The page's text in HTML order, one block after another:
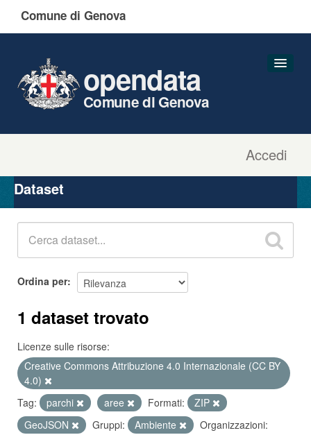
Comune di Genova
Accedi
opendata
Comune di Genova
Organizzazioni
Gruppi
Dataset
Ordina per
1 dataset trovato
Licenze sulle risorse:
Creative Commons Attribuzione 4.0 Internazionale (CC BY
4.0)
Tag:
parchi aree Formati:
ZIP
GeoJSON
Gruppi: Ambiente
Organizzazioni: